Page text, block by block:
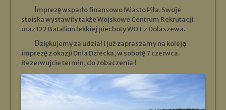
Imprezę wsparło finansowo Miasto Piła. Swoje
stoiska wystawiły także Wojskowe Centrum Rekrutacji
oraz 122 Batalion lekkiej piechoty WOT z Dolaszewa.
Dziękujemy za udział i już zapraszamy na koleją
imprezę z okazji Dnia Dziecka, w sobotę 7 czerwca.
Rezerwujcie termin, do zobaczenia !